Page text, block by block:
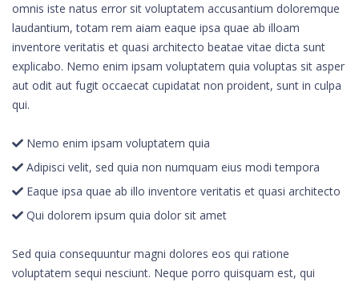
omnis iste natus error sit voluptatem accusantium doloremque
laudantium, totam rem aiam eaque ipsa quae ab illoam
inventore veritatis et quasi architecto beatae vitae dicta sunt
explicabo. Nemo enim ipsam voluptatem quia voluptas sit asper
aut odit aut fugit occaecat cupidatat non proident, sunt in culpa
qui.
Nemo enim ipsam voluptatem quia
Adipisci velit, sed quia non numquam eius modi tempora
Eaque ipsa quae ab illo inventore veritatis et quasi architecto
Qui dolorem ipsum quia dolor sit amet
Sed quia consequuntur magni dolores eos qui ratione
voluptatem sequi nesciunt. Neque porro quisquam est, qui